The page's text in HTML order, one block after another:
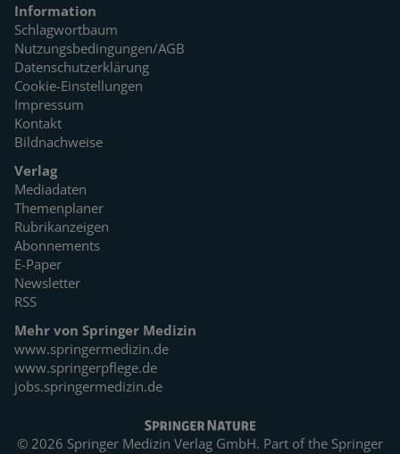
Information
Schlagwortbaum
Nutzungsbedingungen/AGB
Datenschutzerklärung
Cookie-Einstellungen
Impressum
Kontakt
Bildnachweise
Verlag
Mediadaten
Themenplaner
Rubrikanzeigen
Abonnements
E-Paper
Newsletter
RSS
Mehr von Springer Medizin
www.springermedizin.de
www.springerpflege.de
jobs.springermedizin.de
© 2026 Springer Medizin Verlag GmbH. Part of the Springer